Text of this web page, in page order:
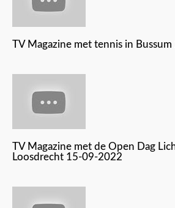
TV Magazine met tennis in
TV Magazine met de Open Dag
Loosdrecht 15-09-2022